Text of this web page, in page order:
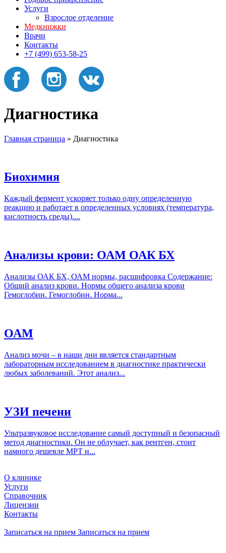
Услуги
Взрослое отделение
Медкнижки
Врачи
Контакты
+7 (499) 653-58-25
Диагностика
Главная страница » Диагностика
Биохимия
Каждый фермент ускоряет только одну определенную
реакцию и работает в определенных условиях (температура,
кислотность среды)....
Анализы крови: ОАМ ОАК БХ
Анализы ОАК БХ, ОАМ нормы, расшифровка Содержание:
Общий анализ крови. Нормы общего анализа крови
Гемоглобин. Гемоглобин. Норма...
ОАМ
Анализ мочи – в наши дни является стандартным
лабораторным исследованием в диагностике практически
любых заболеваний. Этот анализ...
УЗИ печени
Ультразвуковое исследование самый доступный и безопасный
метод диагностики. Он не облучает, как рентген, стоит
намного дешевле МРТ и...
О клинике
Услуги
Справочник
Лицензии
Контакты
Записаться на прием Записаться на прием